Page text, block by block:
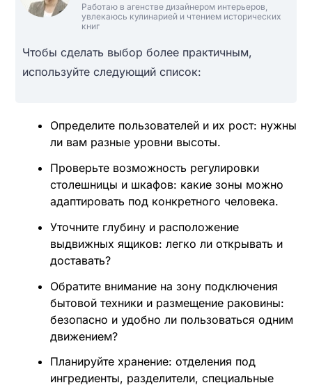
Работаю в агенстве дизайнером интерьеров,
увлекаюсь кулинарией и чтением исторических
книг
Чтобы сделать выбор более практичным,
используйте следующий список:
Определите пользователей и их рост: нужны
ли вам разные уровни высоты.
Проверьте возможность регулировки
столешницы и шкафов: какие зоны можно
адаптировать под конкретного человека.
Уточните глубину и расположение
выдвижных ящиков: легко ли открывать и
доставать?
Обратите внимание на зону подключения
бытовой техники и размещение раковины:
безопасно и удобно ли пользоваться одним
движением?
Планируйте хранение: отделения под
ингредиенты, разделители, специальные